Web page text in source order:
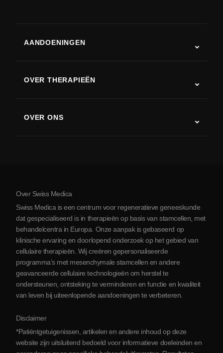
AANDOENINGEN
Ziekte van Parkinson
Artritis
OVER THERAPIEËN
OVER ONS
Over Servië
Partnerschap
Contact opnemen
Over Swiss Medica
Swiss Medica is een centrum voor regeneratieve geneeskunde
dat gespecialiseerd is in therapieën op basis van stamcellen, met
behandelcentra in Europa. Onze aanpak is gebaseerd op
klinische ervaring en doorlopend onderzoek op het gebied van
cellulaire therapieën. Wij creëren gepersonaliseerde
programma’s met mesenchymale stamcellen en andere
geavanceerde cellulaire technologieën om herstel te
ondersteunen, ontsteking te verminderen en functie en kwaliteit
van leven bij uiteenlopende aandoeningen te verbeteren.
Disclaimer
*Patiëntgetuigenissen, artikelen en andere inhoud op deze
website zijn uitsluitend bedoeld voor informatieve doeleinden en